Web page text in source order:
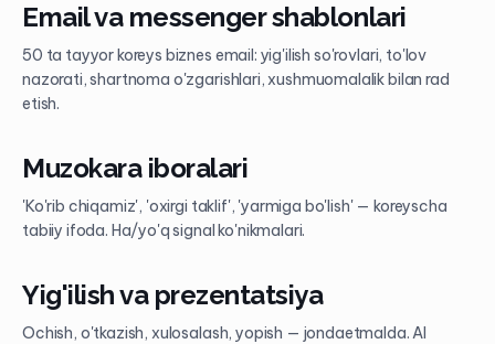
Email va messenger shablonlari
50 ta tayyor koreys biznes email: yig'ilish so'rovlari, to'lov
nazorati, shartnoma o'zgarishlari, xushmuomalalik bilan rad
etish.
Muzokara iboralari
'Ko'rib chiqamiz', 'oxirgi taklif', 'yarmiga bo'lish' — koreyscha
tabiiy ifoda. Ha/yo'q signal ko'nikmalari.
Yig'ilish va prezentatsiya
Ochish, o'tkazish, xulosalash, yopish — jondaetmalda. AI